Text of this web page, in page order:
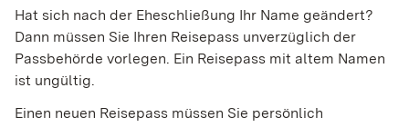
Hat sich nach der Eheschließung Ihr Name geändert?
Dann müssen Sie Ihren Reisepass unverzüglich der
Passbehörde vorlegen. Ein Reisepass mit altem Namen
ist ungültig.
Einen neuen Reisepass müssen Sie persönlich